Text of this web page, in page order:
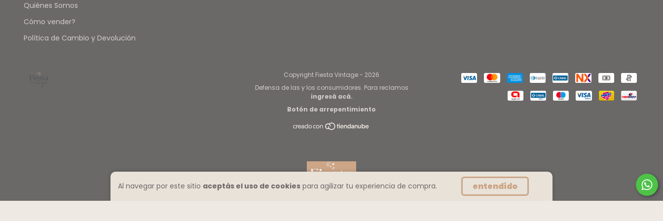
Al navegar por este sitio aceptás el uso de cookies para agilizar tu experiencia de compra. entendido
Quiénes Somos
Cómo vender?
Política de Cambio y Devolución
Copyright Fiesta Vintage - 2026
Defensa de las y los consumidores. Para reclamos
ingresá acá.
Botón de arrepentimiento